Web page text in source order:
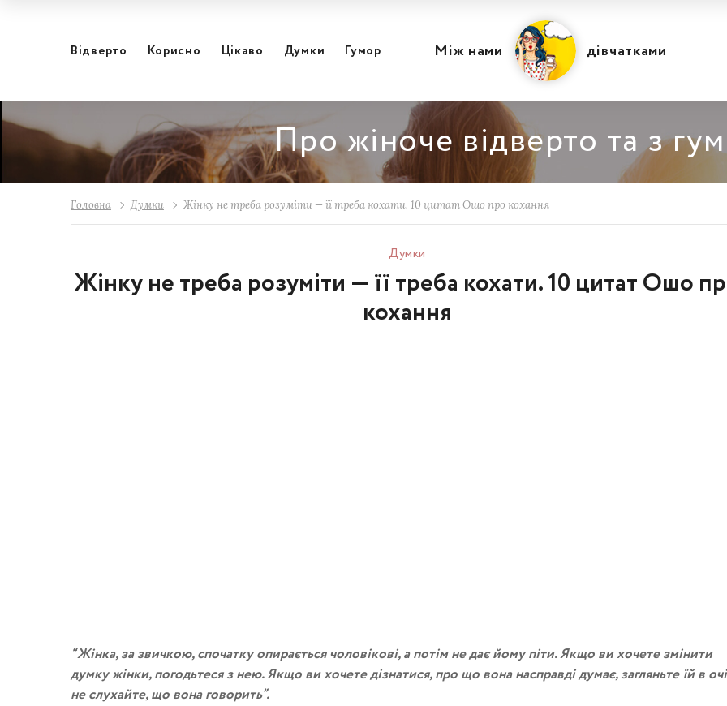
Відвертo Корисно Цікаво Думки Гумор Між нами дівчатками
Про жіноче відверто та з
Головна Думки Жінку не треба розуміти — її треба кохати. 10 цитат Ошо про кохання
Думки
Жінку не треба розуміти — її треба кохати. 10 цитат Ошо
кохання
“Жінка, за звичкою, спочатку опирається чоловікові, а потім не дає йому піти. Якщо ви хочете змінити
думку жінки, погодьтеся з нею. Якщо ви хочете дізнатися, про що вона насправді думає, загляньте їй в
не слухайте, що вона говорить”.